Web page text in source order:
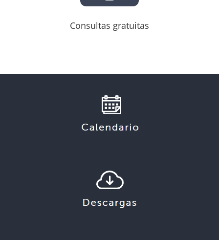
Consultas gratuitas